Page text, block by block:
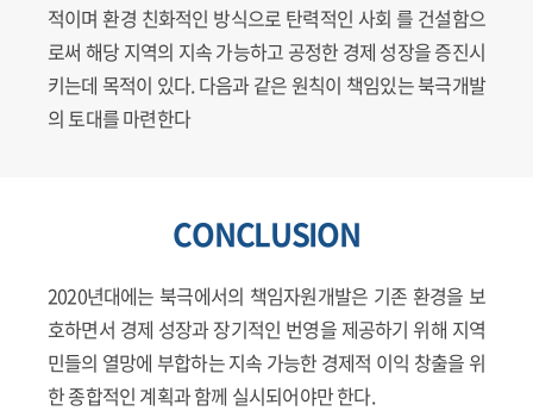
적이며 환경 친화적인 방식으로 탄력적인 사회 를 건설함으
로써 해당 지역의 지속 가능하고 공정한 경제 성장을 증진시
키는데 목적이 있다. 다음과 같은 원칙이 책임있는 북극개발
의 토대를 마련한다
CONCLUSION
2020년대에는 북극에서의 책임자원개발은 기존 환경을 보
호하면서 경제 성장과 장기적인 번영을 제공하기 위해 지역
민들의 열망에 부합하는 지속 가능한 경제적 이익 창출을 위
한 종합적인 계획과 함께 실시되어야만 한다.